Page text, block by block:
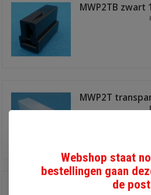
MWP2TB zwart
voor female
MWP2T
10st voor
MWP2B zwart
Webshop staat
bestellingen gaan
de post